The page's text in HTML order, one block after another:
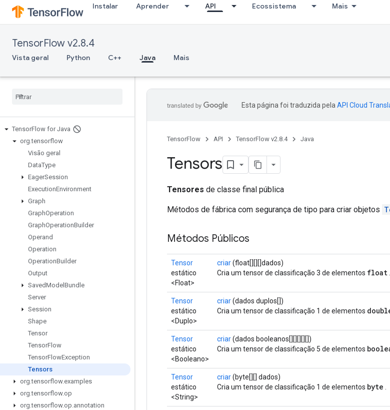
Instalar Aprender API Ecossistema Mais
TensorFlow v2.8.4
Vista geral Python C++ Java Mais
TensorFlow for Java
org.tensorflow
Visão geral
DataType
EagerSession
ExecutionEnvironment
Graph
GraphOperation
GraphOperationBuilder
Operand
Operation
OperationBuilder
Output
SavedModel Bundle
Server
Session
Shape
Tensor
TensorFlow
TensorFlowException
Tensors
org.tensorflow.examples
org.tensorflow.op
org.tensorflow.op.annotation
Esta página foi traduzida pela API Cloud
TensorFlow API TensorFlow v2.8.4 Java
Tensors
Tensores de classe final pública
Métodos de fábrica com segurança de tipo para criar objetos
Métodos Públicos
Tensor
estático
<Float>
criar(float[][][]dados)
Cria um tensor de classificação 3 de elementos float
Tensor
estático
<Duplo>
criar(dados duplos[])
Cria um tensor de classificação 1 de elementos
Tensor
estático
<Booleano>
criar(dados booleanos[][][][][])
Cria um tensor de classificação 5 de elementos
Tensor
estático
<String>
criar(byte[][] dados)
Cria um tensor de classificação 1 de elementos byte